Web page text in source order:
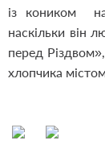
із коником на
наскільки він
перед
хлопчика